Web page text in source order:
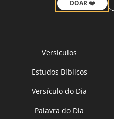
DOAR ❤️
Versículos
Estudos Bíblicos
Versículo do Dia
Palavra do Dia